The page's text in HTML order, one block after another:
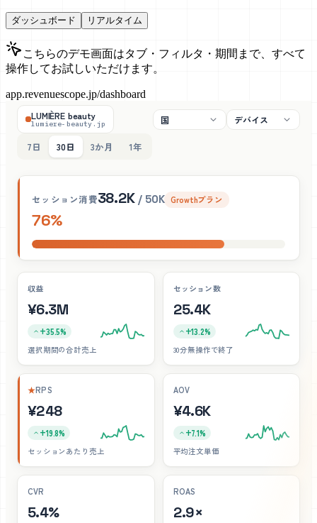
ダッシュボード リアルタイム
こちらのデモ画面はタブ・フィルタ・期間まで、すべて
操作してお試しいただけます。
app.revenuescope.jp/dashboard
LUMIÈRE beauty
lumiere-beauty.jp 国 デバイス
7日 30日 3か月 1年
セッション消費38.2K / 50K Growthプラン
76%
収益
¥6.3M
+35.5%
選択期間の合計売上
セッション数
25.4K
+13.2%
30分無操作で終了
★RPS
¥248
+19.8%
セッションあたり売上
AOV
¥4.6K
+7.1%
平均注文単価
CVR
5.4%
ROAS
2.9×